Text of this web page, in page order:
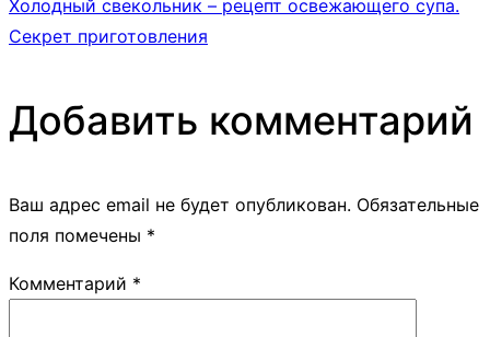
Холодный свекольник – рецепт освежающего супа.
Секрет приготовления
Добавить комментарий
Ваш адрес email не будет опубликован. Обязательные
поля помечены *
Комментарий *